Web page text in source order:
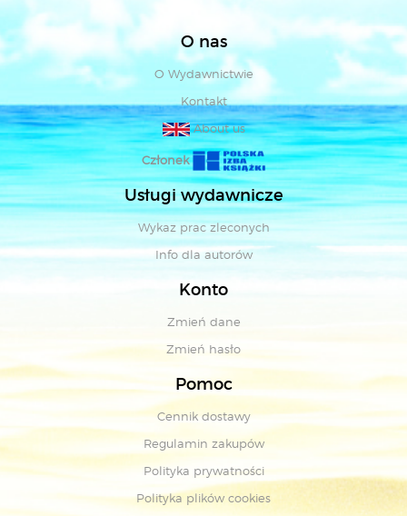
O nas
O Wydawnictwie
Kontakt
About us
Członek
Usługi wydawnicze
Wykaz prac zleconych
Info dla autorów
Konto
Zmień dane
Zmień hasło
Pomoc
Cennik dostawy
Regulamin zakupów
Polityka prywatności
Polityka plików cookies